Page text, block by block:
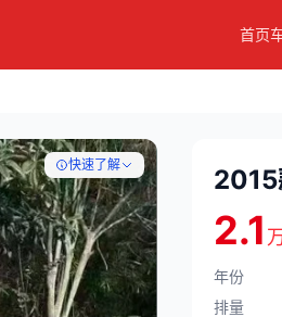
首页
快速了解 2015
2.1
年份
排量